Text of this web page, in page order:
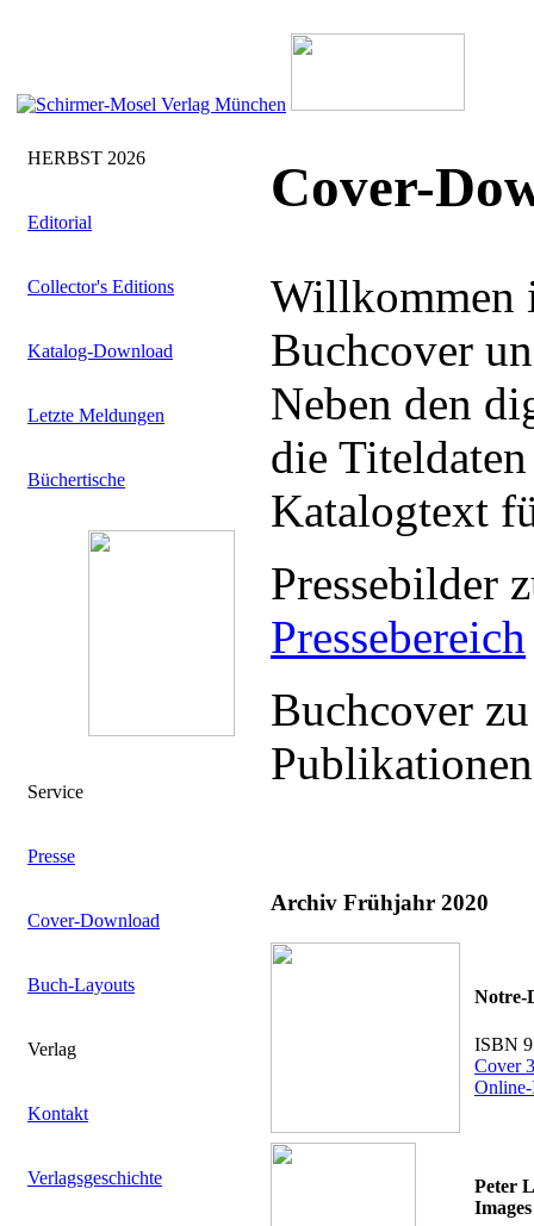
HERBST 2026
Editorial
Collector's Editions
Katalog-Download
Letzte Meldungen
Büchertische
Service
Presse
Cover-Download
Buch-Layouts
Verlag
Kontakt
Verlagsgeschichte
Cover-
Willkommen
Buchcover
Neben den
die
Katalogtext
Pressebilder
Pressebereich
Buchcover
Archiv Frühjahr 2020
Notre-
ISBN
Cover
Peter